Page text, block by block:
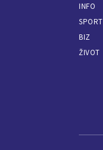
INFO
SPORT
BIZ
ŽIVOT